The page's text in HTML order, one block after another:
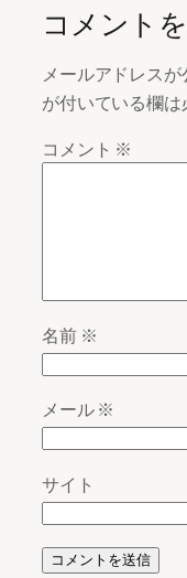
コメント
メールアドレスが
が付いている欄
コメント ※
名前 ※
メール※
サイト